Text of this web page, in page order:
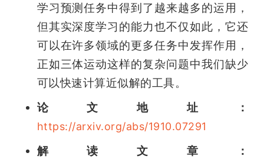
学习预测任务中得到了越来越多的运用，
但其实深度学习的能力也不仅如此，它还
可以在许多领域的更多任务中发挥作用，
正如三体运动这样的复杂问题中我们缺少
可以快速计算近似解的工具。
论文地址：
https://arxiv.org/abs/1910.07291
解读文章：